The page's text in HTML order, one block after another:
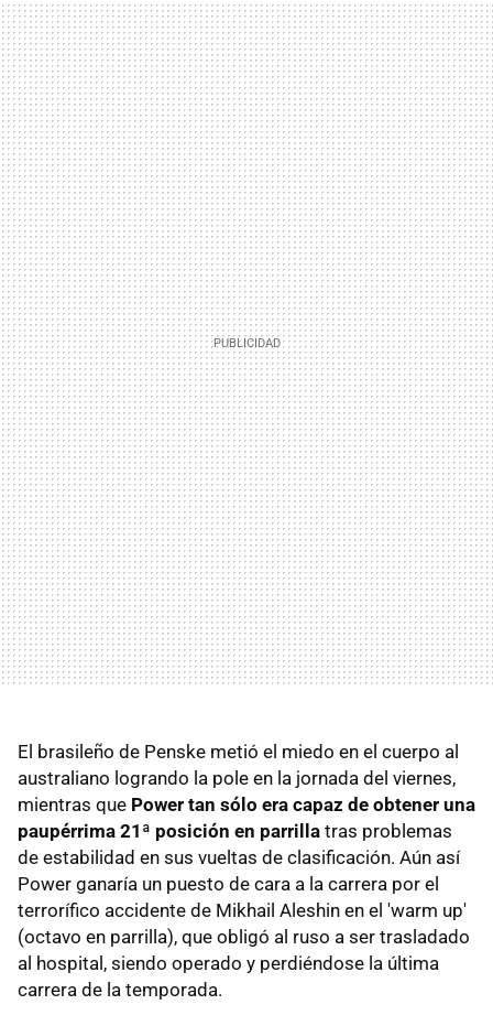
El brasileño de Penske metió el miedo en el cuerpo al
australiano logrando la pole en la jornada del viernes,
mientras que Power tan sólo era capaz de obtener una
paupérrima 21ª posición en parrilla tras problemas
de estabilidad en sus vueltas de clasificación. Aún así
Power ganaría un puesto de cara a la carrera por el
terrorífico accidente de Mikhail Aleshin en el 'warm up'
(octavo en parrilla), que obligó al ruso a ser trasladado
al hospital, siendo operado y perdiéndose la última
carrera de la temporada.